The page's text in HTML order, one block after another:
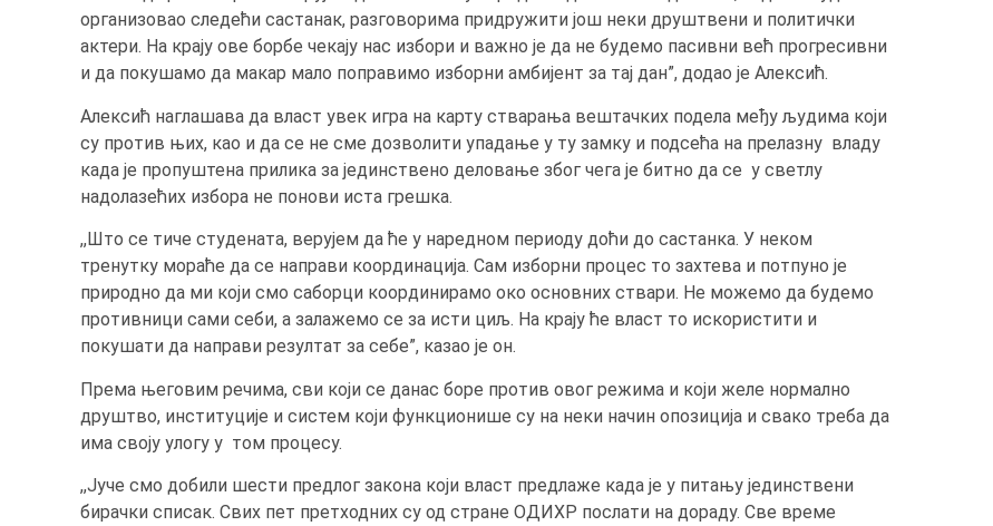
организовао следећи састанак, разговорима придружити још неки друштвени и политички
актери. На крају ове борбе чекају нас избори и важно је да не будемо пасивни већ прогресивни
и да покушамо да макар мало поправимо изборни амбијент за тај дан”, додао је Алексић.
Алексић наглашава да власт увек игра на карту стварања вештачких подела међу људима који
су против њих, као и да се не сме дозволити упадање у ту замку и подсећа на прелазну владу
када је пропуштена прилика за јединствено деловање због чега је битно да се у светлу
надолазећих избора не понови иста грешка.
,,Што се тиче студената, верујем да ће у наредном периоду доћи до састанка. У неком
тренутку мораће да се направи координација. Сам изборни процес то захтева и потпуно је
природно да ми који смо саборци координирамо око основних ствари. Не можемо да будемо
противници сами себи, а залажемо се за исти циљ. На крају ће власт то искористити и
покушати да направи резултат за себе”, казао је он.
Према његовим речима, сви који се данас боре против овог режима и који желе нормално
друштво, институције и систем који функционише су на неки начин опозиција и свако треба да
има своју улогу у том процесу.
,,Јуче смо добили шести предлог закона који власт предлаже када је у питању јединствени
бирачки списак. Свих пет претходних су од стране ОДИХР послати на дораду. Све време